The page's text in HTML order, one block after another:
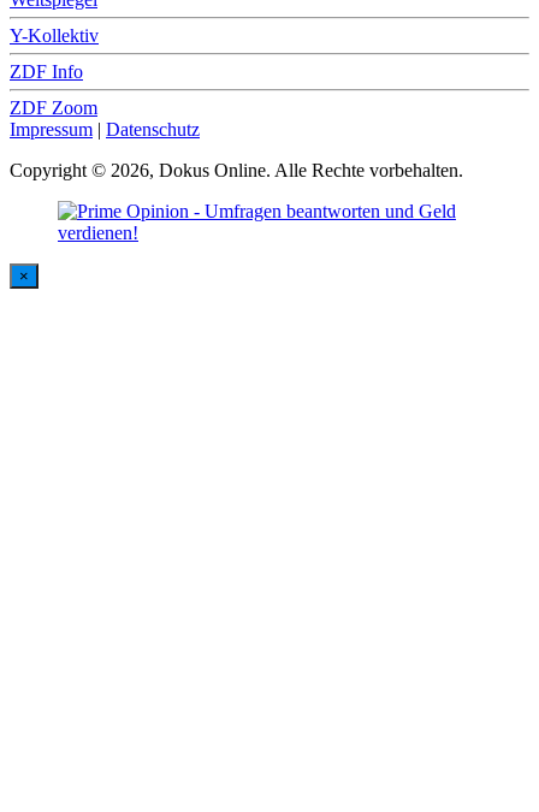
Y-Kollektiv
ZDF Info
ZDF Zoom
Impressum | Datenschutz
Copyright © 2026, Dokus Online. Alle Rechte vorbehalten.
×